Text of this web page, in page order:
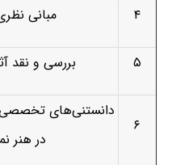
۴ مبانی
۵ بررسی و نقد
۶
دانستنی‌های
در هنر